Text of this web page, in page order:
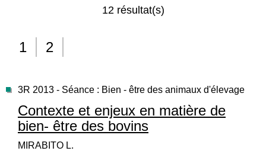
12 résultat(s)
1 2
3R 2013 - Séance : Bien - être des animaux d'élevage
Contexte et enjeux en matière de
bien- être des bovins
MIRABITO L.